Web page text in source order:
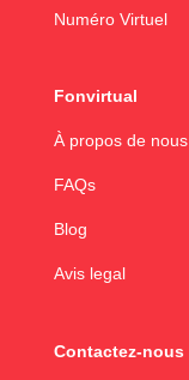
Numéro Virtuel
Fonvirtual
À propos de nous
FAQs
Blog
Avis legal
Contactez-nous